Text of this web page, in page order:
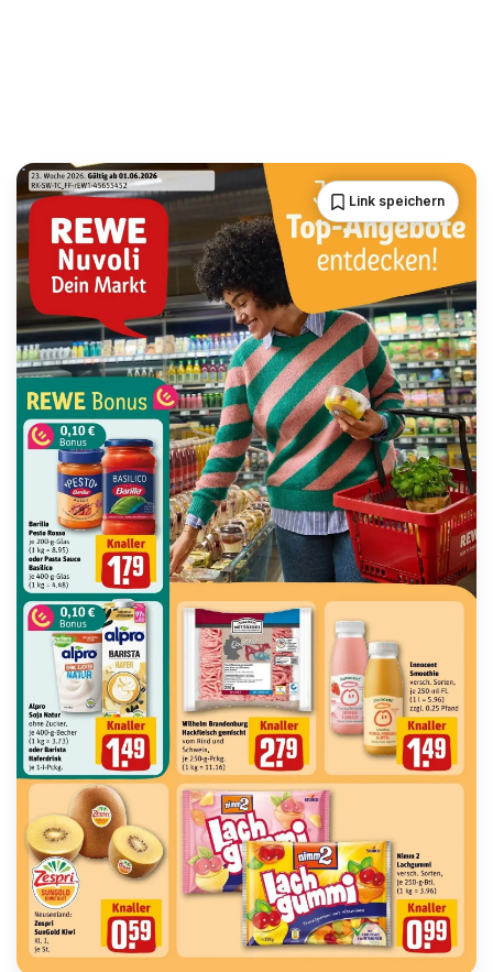
Link speichern